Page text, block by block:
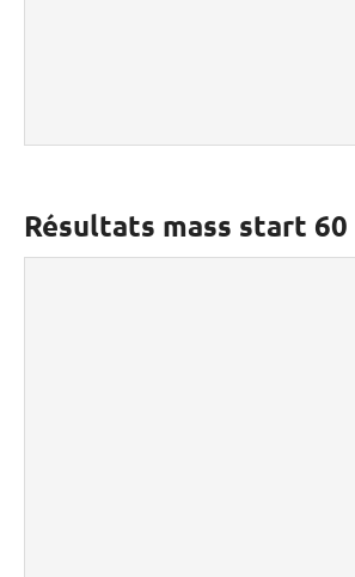
Résultats mass start 60